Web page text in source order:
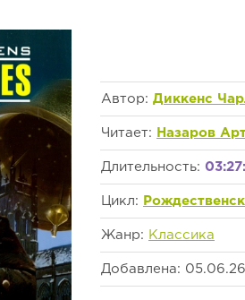
Автор: Диккенс
Читает: Назаров
Длительность:
Цикл:
Жанр: Классика
Добавлена: 05.06.26